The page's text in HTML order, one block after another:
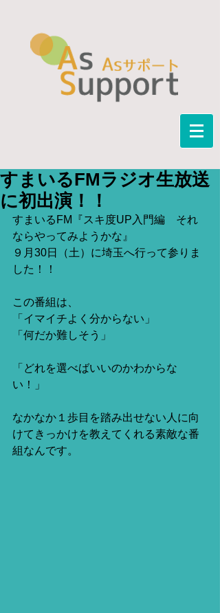
すまいるFMラジオ生放送
に初出演！！
すまいるFM『スキ度UP入門編　それ
ならやってみようかな』
９月30日（土）に埼玉へ行って参りま
した！！
この番組は、
「イマイチよく分からない」
「何だか難しそう」
「どれを選べばいいのかわからな
い！」
なかなか１歩目を踏み出せない人に向
けてきっかけを教えてくれる素敵な番
組なんです。